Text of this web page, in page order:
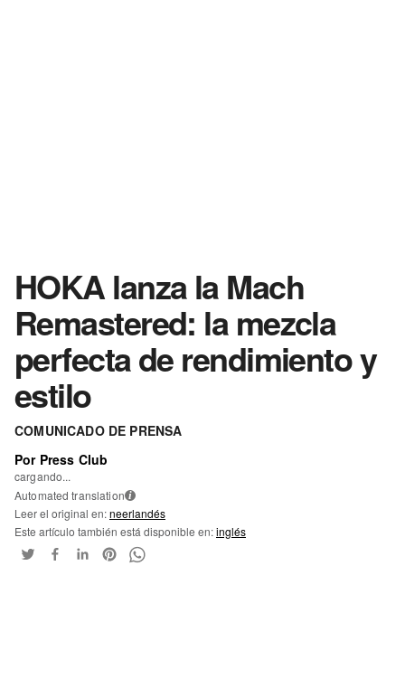
HOKA lanza la Mach
Remastered: la mezcla
perfecta de rendimiento y
estilo
COMUNICADO DE PRENSA
Por Press Club
cargando...
Automated translation i
Leer el original en:neerlandés
Este artículo también está disponible en:inglés